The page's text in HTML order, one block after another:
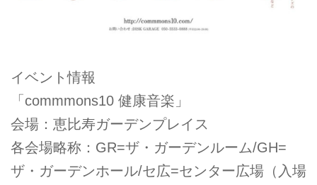
イベント情報
「commmons10 健康音楽」
会場：恵比寿ガーデンプレイス
各会場略称：GR=ザ・ガーデンルーム/GH=
ザ・ガーデンホール/セ広=センター広場（入場